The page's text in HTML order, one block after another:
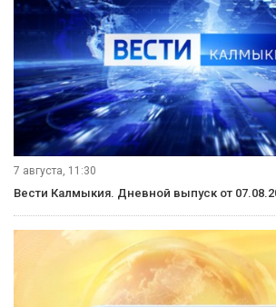
7 августа, 11:30
Вести Калмыкия. Дневной выпуск от